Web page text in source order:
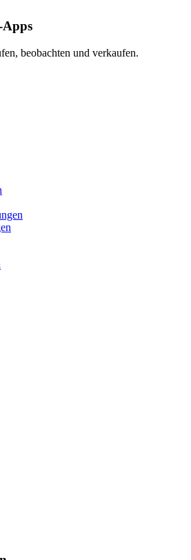
beobachten und verkaufen.